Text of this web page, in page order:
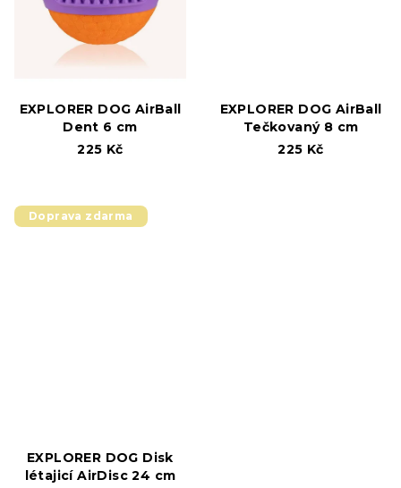
EXPLORER DOG AirBall
Dent 6 cm
225 Kč
EXPLORER DOG AirBall
Tečkovaný 8 cm
225 Kč
Doprava zdarma
EXPLORER DOG Disk
létajicí AirDisc 24 cm